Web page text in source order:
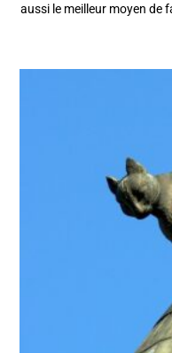
aussi le meilleur moyen de